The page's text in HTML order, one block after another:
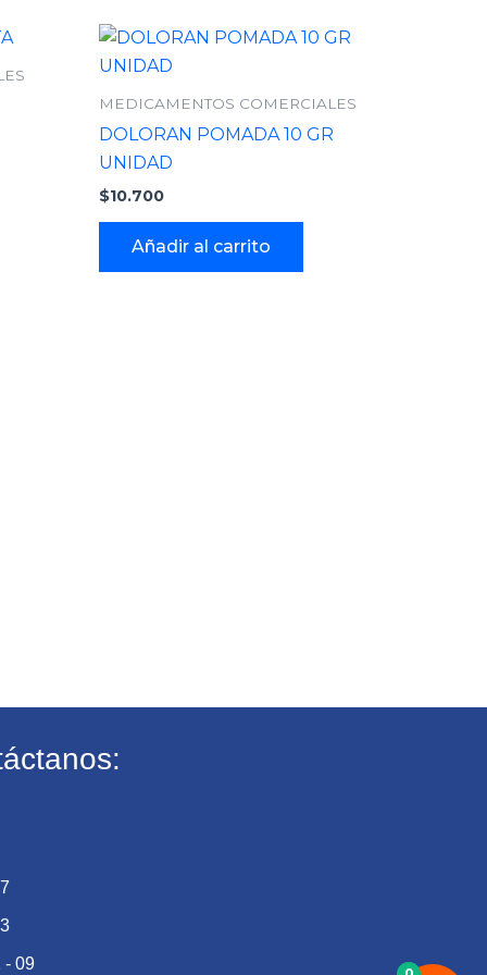
MEDICAMENTOS COMERCIALES
DOLORAN POMADA 10 GR
UNIDAD
$10.700
Añadir al carrito
- 09